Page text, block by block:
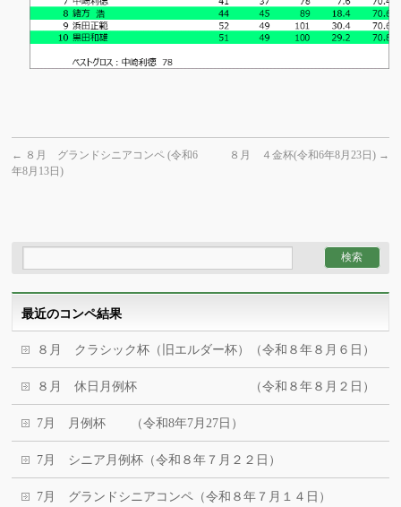
← ８月 グランドシニアコンペ (令和6
年8月13日)
８月 ４金杯(令和6年8月23日) →
最近のコンペ結果
８月 クラシック杯（旧エルダー杯）（令和８年８月６日）
８月 休日月例杯 （令和８年８月２日）
7月 月例杯 （令和8年7月27日）
7月 シニア月例杯（令和８年７月２２日）
7月 グランドシニアコンペ（令和８年７月１４日）